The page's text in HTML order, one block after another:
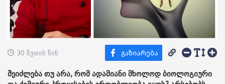
30 წუთის წინ
შეიძლება თუ არა, რომ ადამიანი მხოლოდ ბიოლოგიური